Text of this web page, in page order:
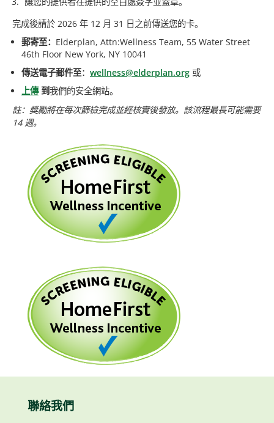
完成後請於 2026 年 12 月 31 日之前傳送您的卡。
郵寄至： Elderplan, Attn:Wellness Team, 55 Water Street
46th Floor New York, NY 10041
傳送電子郵件至： wellness@elderplan.org 或
上傳 到我們的安全網站。
註：獎勵將在每次篩檢完成並經核實後發放。該流程最長可能需要
14 週。
聯絡我們